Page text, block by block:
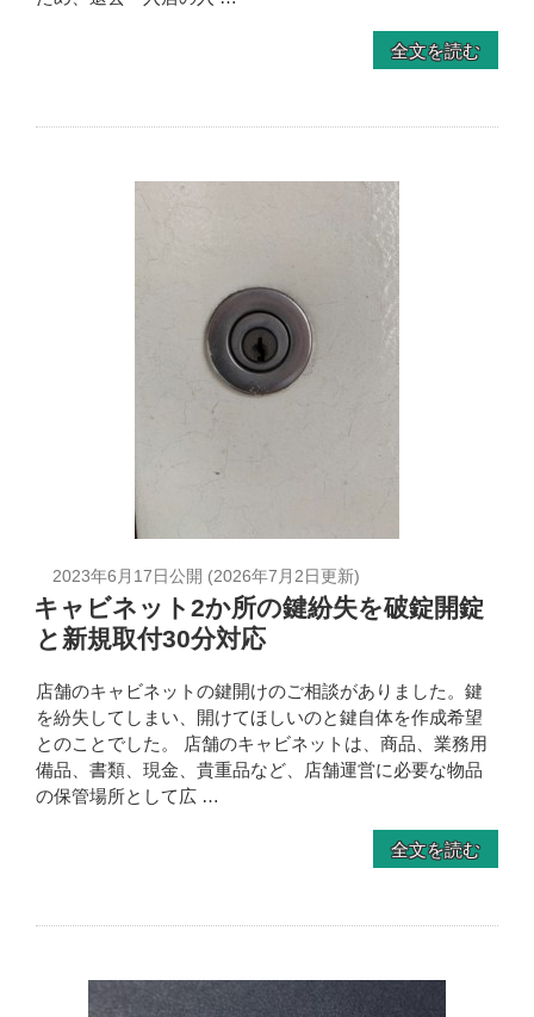
全文を読む
2023年6月17日公開 (2026年7月2日更新)
キャビネット2か所の鍵紛失を破錠開錠
と新規取付30分対応
店舗のキャビネットの鍵開けのご相談がありました。鍵
を紛失してしまい、開けてほしいのと鍵自体を作成希望
とのことでした。 店舗のキャビネットは、商品、業務用
備品、書類、現金、貴重品など、店舗運営に必要な物品
の保管場所として広 …
全文を読む